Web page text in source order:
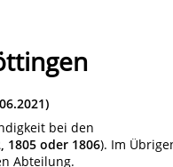
bei den
1805 oder 1806). Im
Abteilung.